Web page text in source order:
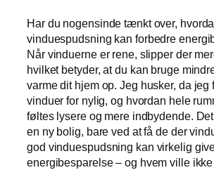
Har du nogensinde tænkt over,
vinduespudsning kan forbedre
Når vinduerne er rene, slipper der
hvilket betyder, at du kan bruge
varme dit hjem op. Jeg husker, da jeg
vinduer for nylig, og hvordan hele
føltes lysere og mere indbydende.
en ny bolig, bare ved at få de der
god vinduespudsning kan virkelig
energibesparelse – og hvem ville